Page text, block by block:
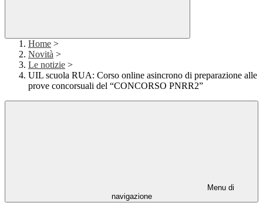
Home >
Novità >
Le notizie >
UIL scuola RUA: Corso online asincrono di preparazione alle
prove concorsuali del “CONCORSO PNRR2”
Menu di
navigazione